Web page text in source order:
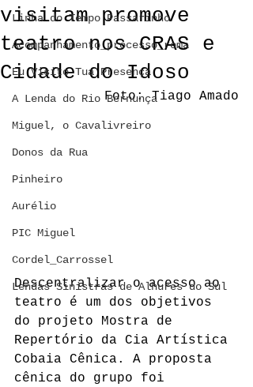
Linha do Tempo Passarinho
Acompanhamento_processo_roma
Eu Visito Tua Presença
A Lenda do Rio Bernunça
Miguel, o Cavalivreiro
Donos da Rua
Pinheiro
Aurélio
PIC Miguel
Cordel_Carrossel
Lendas Sinistras de Alhures do Sul
visitam promove
teatro nos CRAS e
Cidade do Idoso
Foto: Tiago Amado
Descentralizar o acesso ao
teatro é um dos objetivos
do projeto Mostra de
Repertório da Cia Artística
Cobaia Cênica. A proposta
cênica do grupo foi